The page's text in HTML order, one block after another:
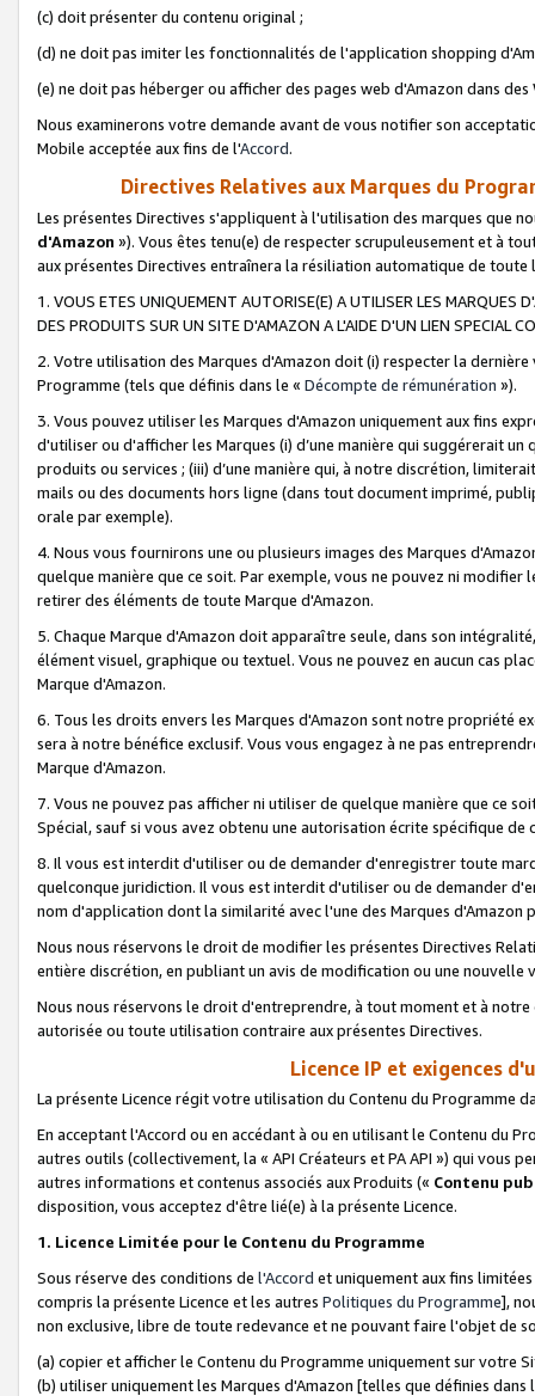
(c) doit présenter du contenu original ;
(d) ne doit pas imiter les fonctionnalités de l'application shopping
(e) ne doit pas héberger ou afficher des pages web d'Amazon dans
Nous examinerons votre demande avant de vous notifier son
Mobile acceptée aux fins de l'Accord.
Directives Relatives aux Marques du
Les présentes Directives s'appliquent à l'utilisation des marques que
d'Amazon »). Vous êtes tenu(e) de respecter scrupuleusement et à
aux présentes Directives entraînera la résiliation automatique de
1. VOUS ETES UNIQUEMENT AUTORISE(E) A UTILISER LES MARQUES
DES PRODUITS SUR UN SITE D'AMAZON A L'AIDE D'UN LIEN SPECIAL
2. Votre utilisation des Marques d'Amazon doit (i) respecter la
Programme (tels que définis dans le « Décompte de rémunération »).
3. Vous pouvez utiliser les Marques d'Amazon uniquement aux fins
d'utiliser ou d'afficher les Marques (i) d’une manière qui suggérerait
produits ou services ; (iii) d’une manière qui, à notre discrétion,
mails ou des documents hors ligne (dans tout document imprimé,
orale par exemple).
4. Nous vous fournirons une ou plusieurs images des Marques
quelque manière que ce soit. Par exemple, vous ne pouvez ni
retirer des éléments de toute Marque d'Amazon.
5. Chaque Marque d'Amazon doit apparaître seule, dans son
élément visuel, graphique ou textuel. Vous ne pouvez en aucun cas
Marque d'Amazon.
6. Tous les droits envers les Marques d'Amazon sont notre propriété
sera à notre bénéfice exclusif. Vous vous engagez à ne pas
Marque d'Amazon.
7. Vous ne pouvez pas afficher ni utiliser de quelque manière que ce
Spécial, sauf si vous avez obtenu une autorisation écrite spécifique de
8. Il vous est interdit d'utiliser ou de demander d'enregistrer toute
quelconque juridiction. Il vous est interdit d'utiliser ou de demander
nom d'application dont la similarité avec l'une des Marques
Nous nous réservons le droit de modifier les présentes Directives
entière discrétion, en publiant un avis de modification ou une nouvelle
Nous nous réservons le droit d'entreprendre, à tout moment et à
autorisée ou toute utilisation contraire aux présentes Directives.
Licence IP et exigences
La présente Licence régit votre utilisation du Contenu du Programme
En acceptant l'Accord ou en accédant à ou en utilisant le Contenu du
autres outils (collectivement, la « API Créateurs et PA API ») qui vous
autres informations et contenus associés aux Produits (« Contenu
disposition, vous acceptez d'être lié(e) à la présente Licence.
1. Licence Limitée pour le Contenu du Programme
Sous réserve des conditions de l'Accord et uniquement aux fins
compris la présente Licence et les autres Politiques du Programme],
non exclusive, libre de toute redevance et ne pouvant faire l'objet de
(a) copier et afficher le Contenu du Programme uniquement sur votre
(b) utiliser uniquement les Marques d'Amazon [telles que définies dans